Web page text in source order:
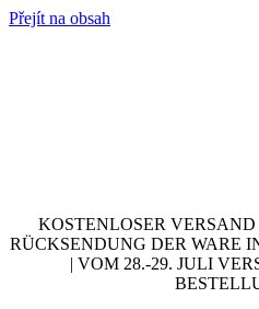
Přejít na obsah
KOSTENLOSER
RÜCKSENDUNG DER WARE
| VOM 28.-29. JULI